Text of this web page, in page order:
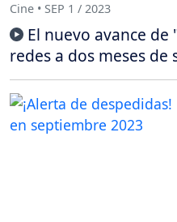
Cine • SEP 1 / 2023
El nuevo avance
redes a dos meses de